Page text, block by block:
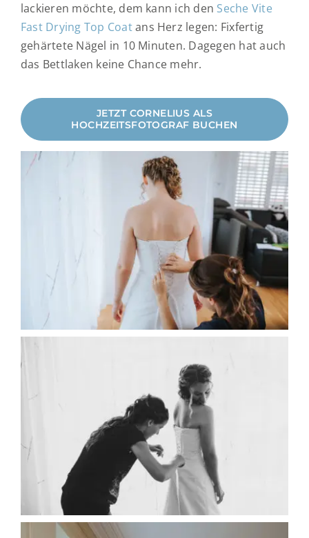
lackieren möchte, dem kann ich den Seche Vite
Fast Drying Top Coatans Herz legen: Fixfertig
gehärtete Nägel in 10 Minuten. Dagegen hat auch
das Bettlaken keine Chance mehr.
JETZT CORNELIUS ALS
HOCHZEITSFOTOGRAF BUCHEN